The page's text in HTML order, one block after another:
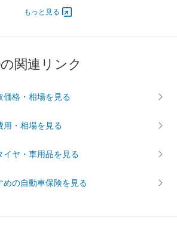
-
4,400 199 [20.3]/ 4,400
L 12.7km/L 14.2km/
もっと見る
関連リンク
価格・相場を見る
用・相場を見る
イヤ・車用品を見る
めの自動車保険を見る